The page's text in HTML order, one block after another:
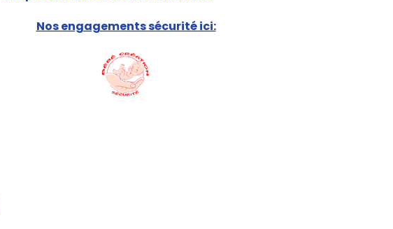
Nos engagements sécurité ici: